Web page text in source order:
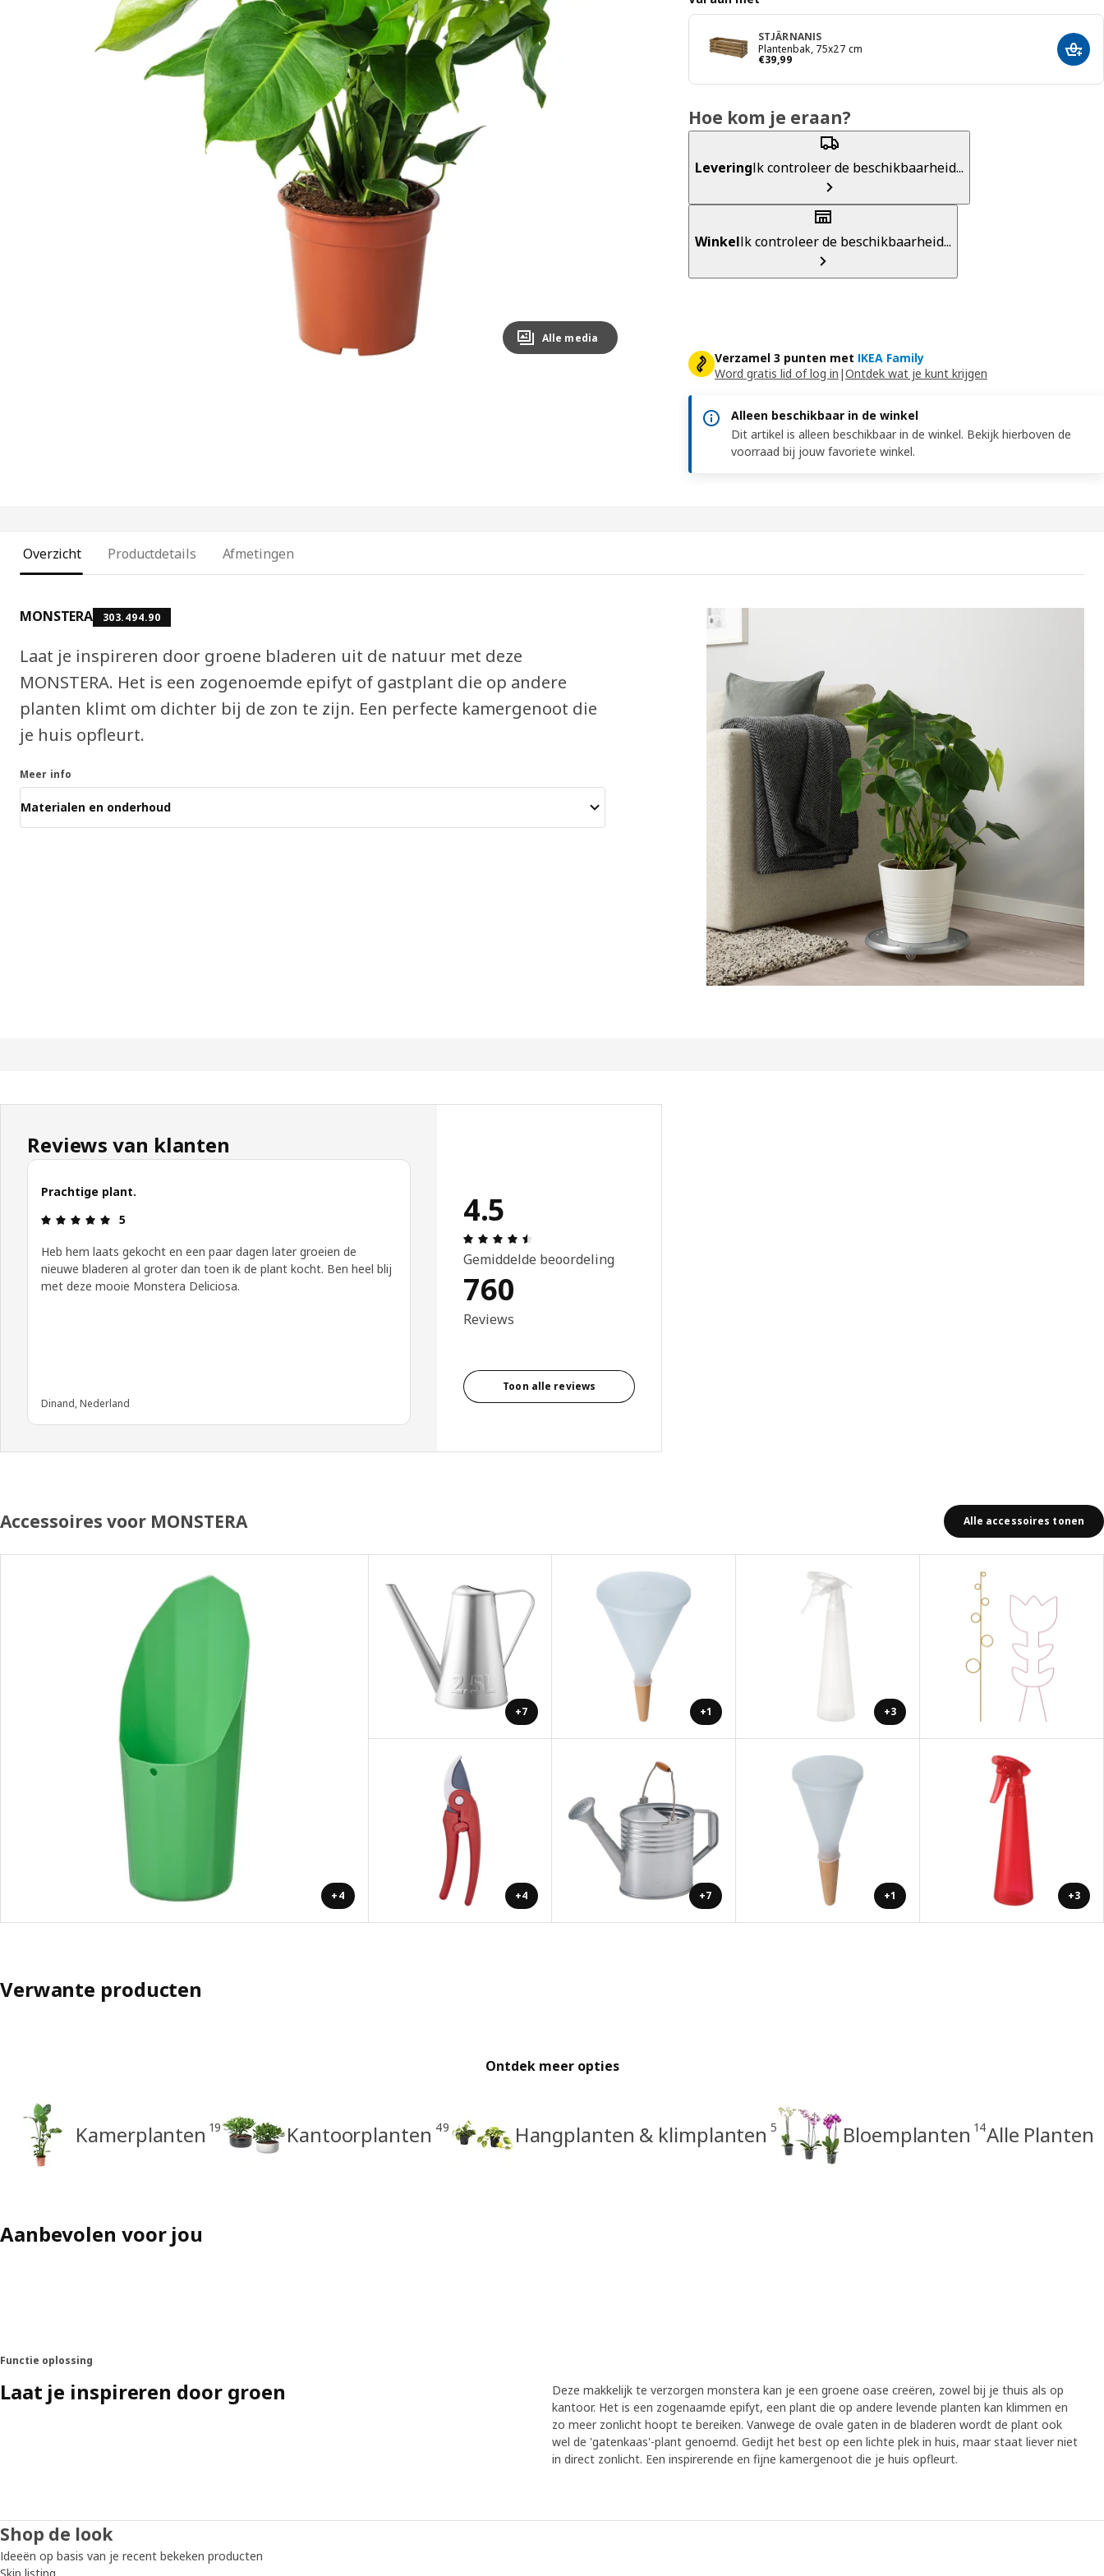
Image zoomed out, normal view
Alle media
STJÄRNANIS
Plantenbak, 75x27 cm
€39,99
€ 39,99
Hoe kom je eraan?
LeveringIk controleer de beschikbaarheid...
WinkelIk controleer de beschikbaarheid...
Verzamel 3 punten met IKEA Family
Word gratis lid of log in |Ontdek wat je kunt krijgen
Alleen beschikbaar in de winkel
Dit artikel is alleen beschikbaar in de winkel. Bekijk hierboven de
voorraad bij jouw favoriete winkel.
Overzicht Productdetails Afmetingen
MONSTERA 303.494.90
Laat je inspireren door groene bladeren uit de natuur met deze
MONSTERA. Het is een zogenoemde epifyt of gastplant die op andere
planten klimt om dichter bij de zon te zijn. Een perfecte kamergenoot die
je huis opfleurt.
Meer info
Materialen en onderhoud
Reviews van klanten
Prachtige plant.
Beoordeling: 5 van 5 sterren.
5
Heb hem laats gekocht en een paar dagen later groeien de
nieuwe bladeren al groter dan toen ik de plant kocht. Ben heel blij
met deze mooie Monstera Deliciosa.
Dinand, Nederland
4.5
Gemiddelde beoordeling
760
Reviews
Toon alle reviews
Accessoires voor MONSTERA Alle accessoires tonen
+4
+7 +1 +3
+4 +7 +1 +3
Verwante producten
Ontdek meer opties
Kamerplanten 19 Kantoorplanten 49 Hangplanten & klimplanten 5 Bloemplanten 14Alle Planten
Aanbevolen voor jou
Functie oplossing
Laat je inspireren door groen
Deze makkelijk te verzorgen monstera kan je een groene oase creëren, zowel bij je thuis als op
kantoor. Het is een zogenaamde epifyt, een plant die op andere levende planten kan klimmen en
zo meer zonlicht hoopt te bereiken. Vanwege de ovale gaten in de bladeren wordt de plant ook
wel de 'gatenkaas'-plant genoemd. Gedijt het best op een lichte plek in huis, maar staat liever niet
in direct zonlicht. Een inspirerende en fijne kamergenoot die je huis opfleurt.
Shop de look
Ideeën op basis van je recent bekeken producten
Skip listing